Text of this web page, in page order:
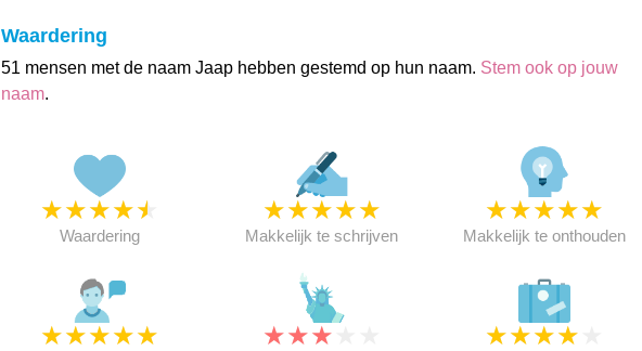
Waardering
51 mensen met de naam Jaap hebben gestemd op hun naam. Stem ook op jouw
naam.
★★★★★
Waardering
★★★★★
Makkelijk te schrijven
★★★★★
Makkelijk te onthouden
★★★★★ ★★★ ★★★★